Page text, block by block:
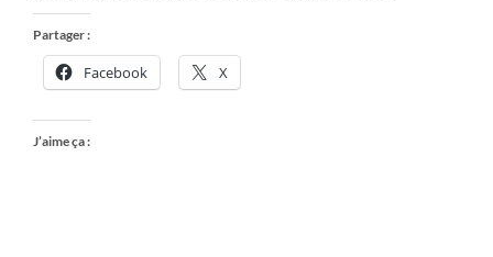
Partager :
Facebook X
J’aime ça :